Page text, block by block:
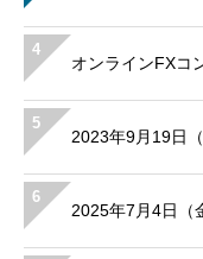
4
オンラインFXコ
5
2023年9月19日
6
2025年7月4日（